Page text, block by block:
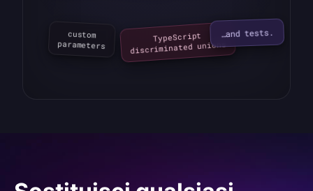
parameters
TypeScript
discriminated unions
…and tests.